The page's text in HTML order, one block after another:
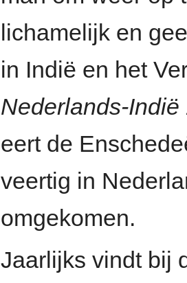
lichamelijk en
in Indië en het
Nederlands-Indië
eert de
veertig in
omgekomen.
Jaarlijks vindt bij